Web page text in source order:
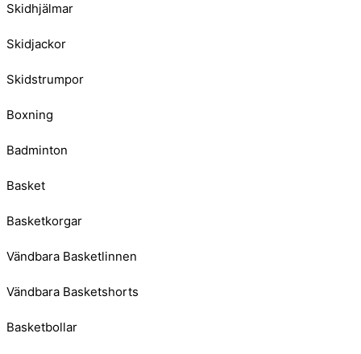
Skidhjälmar
Skidjackor
Skidstrumpor
Boxning
Badminton
Basket
Basketkorgar
Vändbara Basketlinnen
Vändbara Basketshorts
Basketbollar